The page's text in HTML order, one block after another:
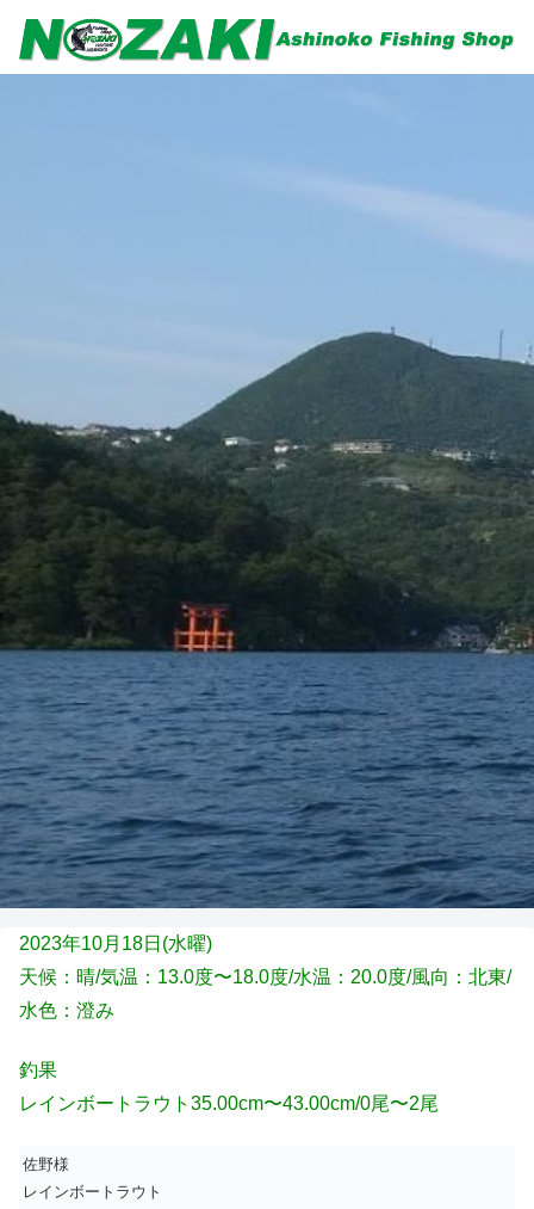
2023年10月18日(水曜)
天候：晴/気温：13.0度〜18.0度/水温：20.0度/風向：北東/
水色：澄み
釣果
レインボートラウト35.00cm〜43.00cm/0尾〜2尾
佐野様
レインボートラウト